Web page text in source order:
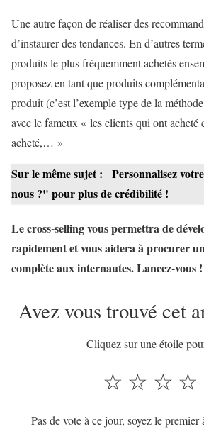
Une autre façon de réaliser des
d’instaurer des tendances. En d’autres
produits le plus fréquemment achetés
proposez en tant que produits
produit (c’est l’exemple type de la
avec le fameux « les clients qui ont acheté
acheté,… »
Sur le même sujet :
Personnalisez
nous ?" pour plus de crédibilité !
Le cross-selling vous permettra de
rapidement et vous aidera à procurer
complète aux internautes. Lancez-vous !
Avez vous trouvé cet
Cliquez sur une étoile
☆
☆
☆
☆
Pas de vote à ce jour, soyez le